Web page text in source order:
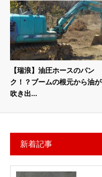
【瑞浪】油圧ホースのパン
ク！？ブームの根元から油が
吹き出...
新着記事